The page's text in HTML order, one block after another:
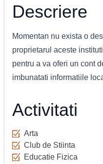
Descriere
Momentan nu exista o
proprietarul aceste
pentru a va oferi un cont
imbunatati informatiile
Activitati
Arta
Club de Stiinta
Educatie Fizica